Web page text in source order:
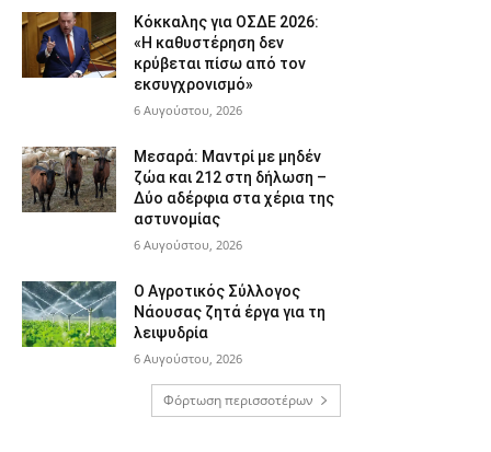
Κόκκαλης για ΟΣΔΕ 2026:
«Η καθυστέρηση δεν
κρύβεται πίσω από τον
εκσυγχρονισμό»
6 Αυγούστου, 2026
Μεσαρά: Μαντρί με μηδέν
ζώα και 212 στη δήλωση –
Δύο αδέρφια στα χέρια της
αστυνομίας
6 Αυγούστου, 2026
Ο Αγροτικός Σύλλογος
Νάουσας ζητά έργα για τη
λειψυδρία
6 Αυγούστου, 2026
Φόρτωση περισσοτέρων